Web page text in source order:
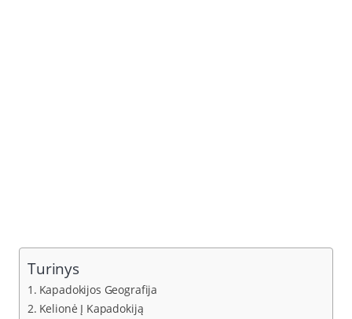
Turinys
Kapadokijos Geografija
Kelionė Į Kapadokiją